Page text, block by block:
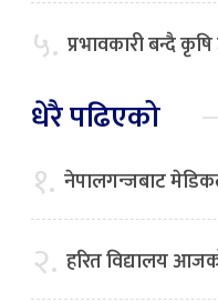
५. प्रभावकारी बन्दै
धेरै पढिएको
१. नेपालगन्जबाट
२. हरित विद्यालय